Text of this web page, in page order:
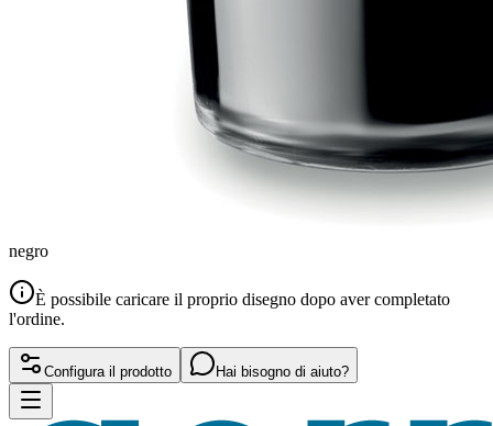
negro
È possibile caricare il proprio disegno dopo aver completato
l'ordine.
Configura il prodotto Hai bisogno di aiuto?